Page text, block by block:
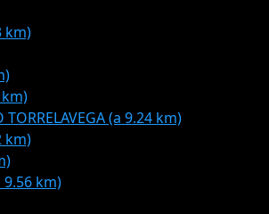
km)
km)
TORRELAVEGA (a 9.24 km)
km)
9.56 km)